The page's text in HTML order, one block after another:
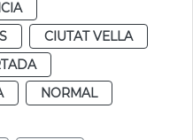
CIUTAT VELLA
NORMAL